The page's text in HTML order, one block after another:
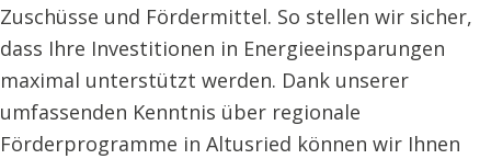
Zuschüsse und Fördermittel. So stellen wir sicher,
dass Ihre Investitionen in Energieeinsparungen
maximal unterstützt werden. Dank unserer
umfassenden Kenntnis über regionale
Förderprogramme in Altusried können wir Ihnen